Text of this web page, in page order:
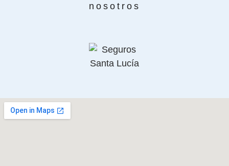
nosotros